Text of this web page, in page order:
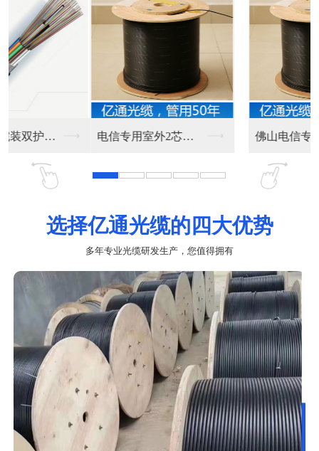
电信专用室外2芯皮线... 佛山电信专用室外自承...
选择亿通光缆的四大优势
多年专业光缆研发生产，您值得拥有